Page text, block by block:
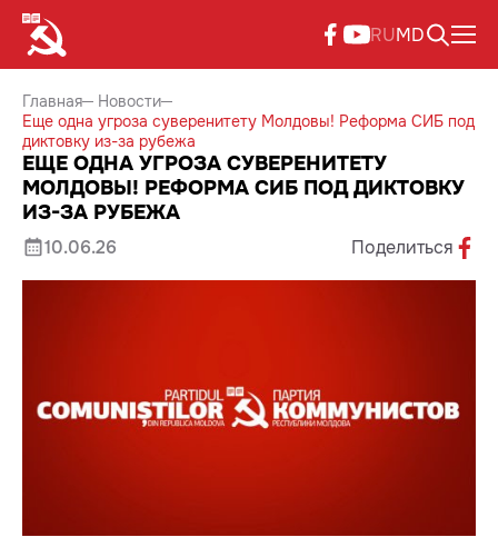
RUMD
Главная
Новости
Еще одна угроза суверенитету Молдовы! Реформа СИБ под
диктовку из-за рубежа
ЕЩЕ ОДНА УГРОЗА СУВЕРЕНИТЕТУ
МОЛДОВЫ! РЕФОРМА СИБ ПОД ДИКТОВКУ
ИЗ-ЗА РУБЕЖА
10.06.26 Поделиться